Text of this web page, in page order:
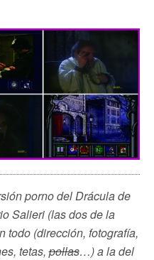
porno del Drácula de
Salieri (las dos de la
todo (dirección, fotografía,
tetas,pollas…) a la del